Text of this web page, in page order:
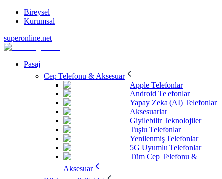
Bireysel
Kurumsal
superonline.net
Pasaj
Cep Telefonu & Aksesuar
Apple Telefonlar
Android Telefonlar
Yapay Zeka (AI) Telefonlar
Aksesuarlar
Giyilebilir Teknolojiler
Tuşlu Telefonlar
Yenilenmiş Telefonlar
5G Uyumlu Telefonlar
Tüm Cep Telefonu &
Aksesuar